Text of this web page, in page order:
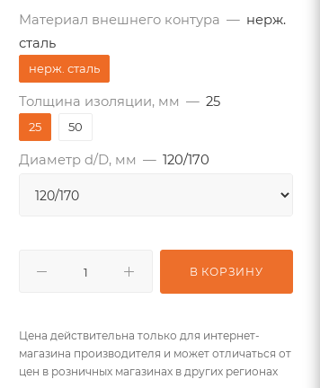
Материал внешнего контура — нерж.
сталь
нерж. сталь
Толщина изоляции, мм — 25
25 50
Диаметр d/D, мм — 120/170
В КОРЗИНУ
Цена действительна только для интернет-
магазина производителя и может отличаться от
цен в розничных магазинах в других регионах